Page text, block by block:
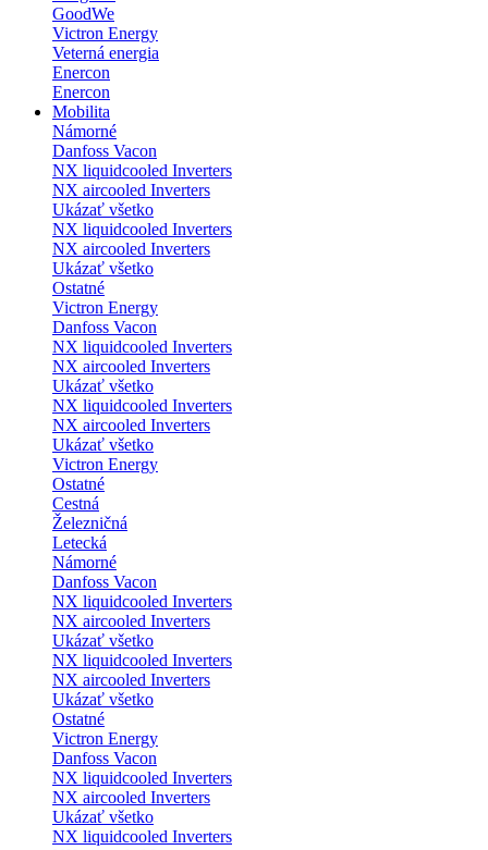
GoodWe
Victron Energy
Veterná energia
Enercon
Enercon
Mobilita
Námorné
Danfoss Vacon
NX liquidcooled Inverters
NX aircooled Inverters
Ukázať všetko
NX liquidcooled Inverters
NX aircooled Inverters
Ukázať všetko
Ostatné
Victron Energy
Danfoss Vacon
NX liquidcooled Inverters
NX aircooled Inverters
Ukázať všetko
NX liquidcooled Inverters
NX aircooled Inverters
Ukázať všetko
Victron Energy
Ostatné
Cestná
Železničná
Letecká
Námorné
Danfoss Vacon
NX liquidcooled Inverters
NX aircooled Inverters
Ukázať všetko
NX liquidcooled Inverters
NX aircooled Inverters
Ukázať všetko
Ostatné
Victron Energy
Danfoss Vacon
NX liquidcooled Inverters
NX aircooled Inverters
Ukázať všetko
NX liquidcooled Inverters